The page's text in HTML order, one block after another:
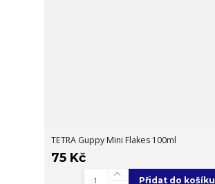
TETRA Guppy Mini Flakes 100ml
75 Kč
Přidat do košíku